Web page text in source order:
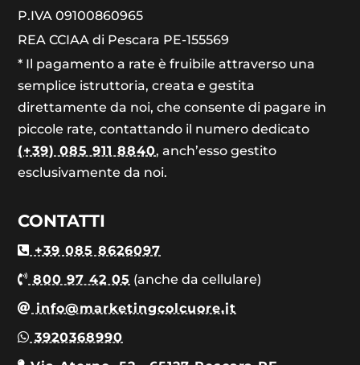
P.IVA 09100860965
REA CCIAA di Pescara PE-155569
* Il pagamento a rate è fruibile attraverso una
semplice istruttoria, creata e gestita
direttamente da noi, che consente di pagare in
piccole rate, contattando il numero dedicato
(+39) 085 911 8840, anch’esso gestito
esclusivamente da noi.
CONTATTI
+39 085 8626097
800 97 42 05 (anche da cellulare)
info@marketingcolcuore.it
3920368990